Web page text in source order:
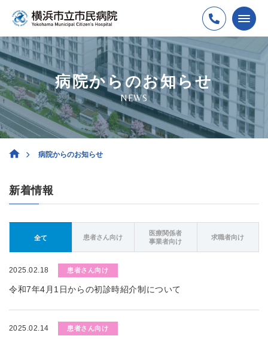
病院からのお知らせ
NEWS
病院からのお知らせ
新着情報
全て 患者さん向け
医療関係者
事業者向け
求職者向け
2025.02.18 患者さん向け
令和7年4月1日からの初診時紹介制について
2025.02.14 患者さん向け